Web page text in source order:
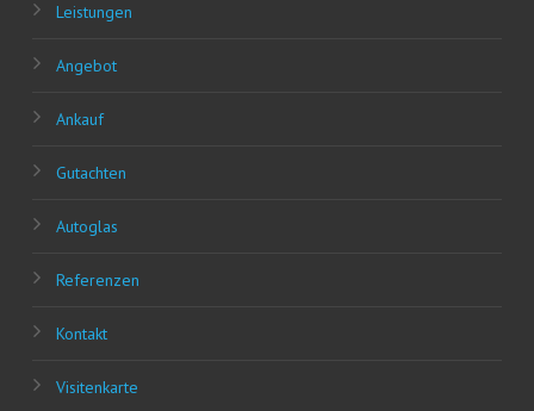
Leis­tun­gen
Ange­bot
Ankauf
Gut­ach­ten
Auto­glas
Refe­ren­zen
Kon­takt
Visi­ten­kar­te